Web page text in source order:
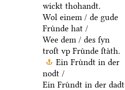
wickt thohandt.
Wol einem / de gude
Fruͤnde hat /
Wee dem / des ſyn
troſt vp Fruͤnde ſtaͤth.
Ein Fruͤndt in der
nodt /
Ein Fruͤndt in der dadt